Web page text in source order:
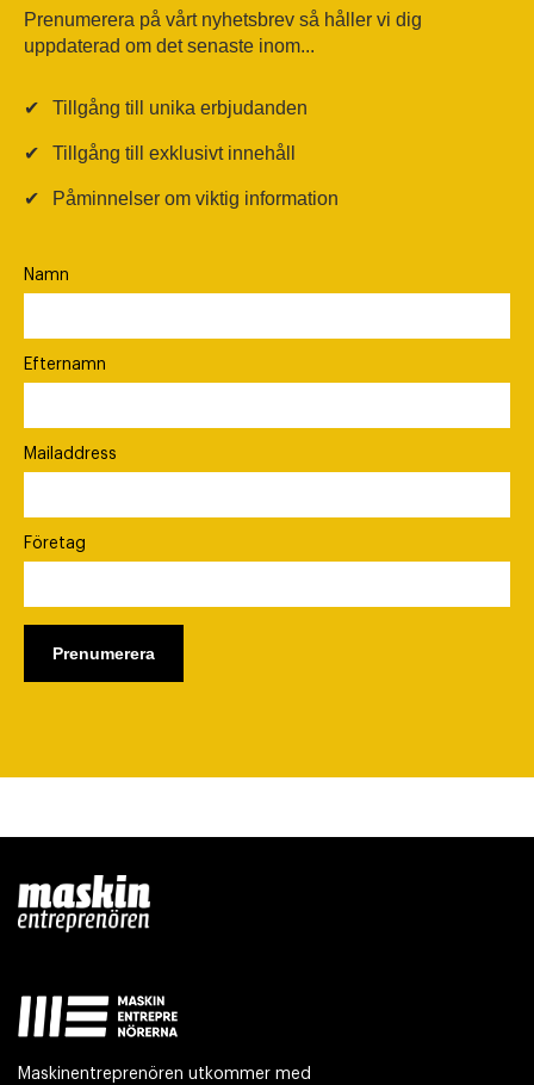
Prenumerera på vårt nyhetsbrev så håller vi dig
uppdaterad om det senaste inom...
✔ Tillgång till unika erbjudanden
✔ Tillgång till exklusivt innehåll
✔ Påminnelser om viktig information
Namn
Efternamn
Mailaddress
Företag
Maskinentreprenören utkommer med